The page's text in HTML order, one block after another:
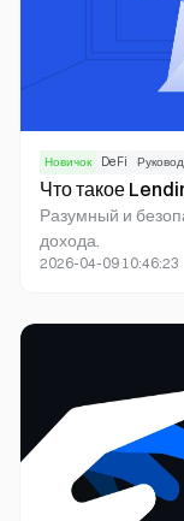
Новичок DeFi
Что такое
Разумный и
дохода.
2026-04-09 10:46:23